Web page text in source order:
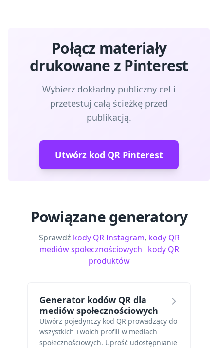
Połącz materiały
drukowane z Pinterest
Wybierz dokładny publiczny cel i
przetestuj całą ścieżkę przed
publikacją.
Utwórz kod QR Pinterest
Powiązane generatory
Sprawdź kody QR Instagram, kody QR
mediów społecznościowych i kody QR
produktów
Generator kodów QR dla
mediów społecznościowych
Utwórz pojedynczy kod QR prowadzący do
wszystkich Twoich profili w mediach
społecznościowych. Uprość udostępnianie